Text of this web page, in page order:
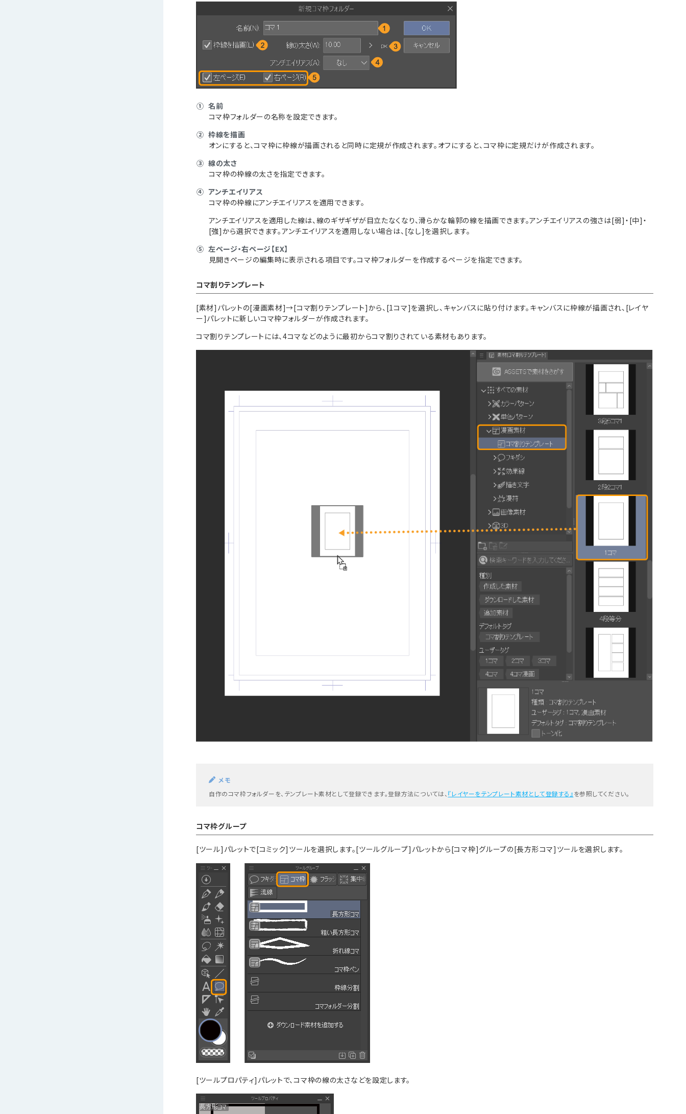
① 名前
コマ枠フォルダーの名称を設定できます。
② 枠線を描画
オンにすると、コマ枠に枠線が描画されると同時に定規が作成されます。オフにすると、コマ枠に定規だけが作成されます。
③ 線の太さ
コマ枠の枠線の太さを指定できます。
④ アンチエイリアス
コマ枠の枠線にアンチエイリアスを適用できます。
アンチエイリアスを適用した線は、線のギザギザが目立たなくなり、滑らかな輪郭の線を描画できます。アンチエイリアスの強さは[弱]・[中]・
[強]から選択できます。アンチエイリアスを適用しない場合は、[なし]を選択します。
⑤ 左ページ・右ページ【EX】
見開きページの編集時に表示される項目です。コマ枠フォルダーを作成するページを指定できます。
コマ割りテンプレート
[素材]パレットの[漫画素材]→[コマ割りテンプレート]から、[1コマ]を選択し、キャンバスに貼り付けます。キャンバスに枠線が描画され、[レイヤ
ー]パレットに新しいコマ枠フォルダーが作成されます。
コマ割りテンプレートには、4コマなどのように最初からコマ割りされている素材もあります。
メモ
自作のコマ枠フォルダーを、テンプレート素材として登録できます。登録方法については、 『レイヤーをテンプレート素材として登録する』を参照してください。
コマ枠グループ
[ツール]パレットで[コミック]ツールを選択します。[ツールグループ]パレットから[コマ枠]グループの[長方形コマ]ツールを選択します。
[ツールプロパティ]パレットで、コマ枠の線の太さなどを設定します。